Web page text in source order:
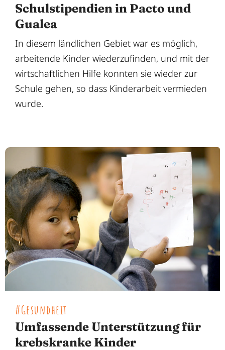
Schulstipendien in Pacto und
Gualea
In diesem ländlichen Gebiet war es möglich,
arbeitende Kinder wiederzufinden, und mit der
wirtschaftlichen Hilfe konnten sie wieder zur
Schule gehen, so dass Kinderarbeit vermieden
wurde.
#Gesundheit
Umfassende Unterstützung für
krebskranke Kinder